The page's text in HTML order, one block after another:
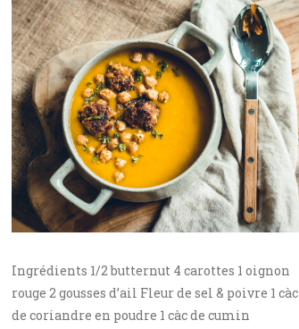
Ingrédients 1/2 butternut 4 carottes 1 oignon
rouge 2 gousses d’ail Fleur de sel & poivre 1 càc
de coriandre en poudre 1 càc de cumin